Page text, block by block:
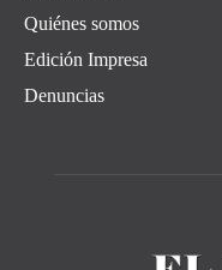
Quiénes somos
Edición Impresa
Denuncias